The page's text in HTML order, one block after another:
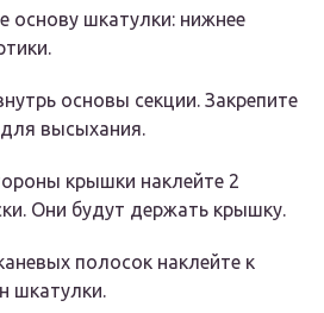
основу шкатулки: нижнее
основы секции. Закрепите
высыхания.
крышки наклейте 2
Они будут держать крышку.
полосок наклейте к
шкатулки.